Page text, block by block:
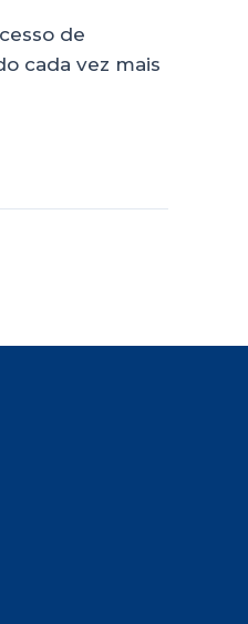
de
cada vez mais